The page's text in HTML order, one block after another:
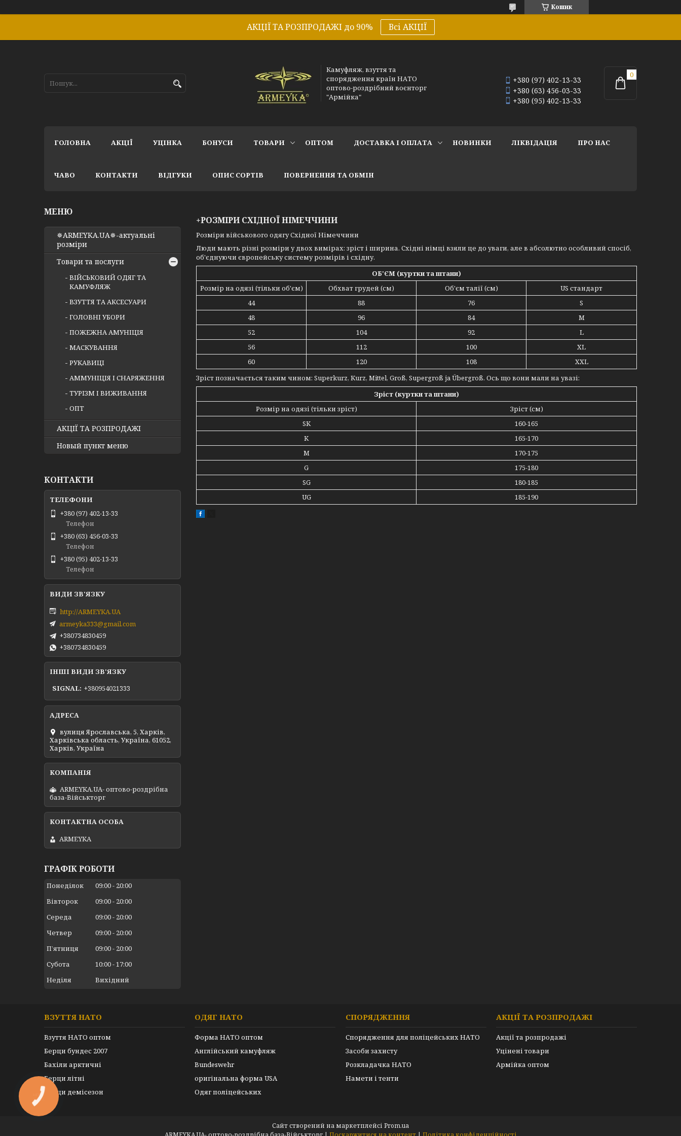
Кошик
АКЦІЇ ТА РОЗПРОДАЖІ до 90% Всі АКЦІЇ
Камуфляж, взуття та
спорядження країн НАТО
оптово-роздрібний воєнторг
"Армійка"
+380 (97) 402-13-33
+380 (63) 456-03-33
+380 (95) 402-13-33
ГОЛОВНА АКЦІЇ УЦІНКА БОНУСИ ТОВАРИ ОПТОМ ДОСТАВКА І ОПЛАТА НОВИНКИ ЛІКВІДАЦІЯ ПРО НАС
ЧАВО КОНТАКТИ ВІДГУКИ ОПИС СОРТІВ ПОВЕРНЕННЯ ТА ОБМІН
+РОЗМІРИ СХІДНОЇ НІМЕЧЧИНИ
Розміри військового одягу Східної Німеччини
Люди мають різні розміри у двох вимірах: зріст і ширина. Східні німці взяли це до уваги, але в абсолютно особливий спосіб,
об'єднуючи європейську систему розмірів і східну.
ОБ'ЄМ (куртки та штани)
Розмір на одязі (тільки об'єм)
Обхват грудей (см) Об'єм талії (см)
US стандарт
44
88 76
S
48
96 84
M
52
104 92
L
56
112 100
XL
60
120 108
XXL
Зріст позначається таким чином: Superkurz, Kurz, Mittel, Groß, Supergroß ja Übergroß. Ось що вони мали на увазі:
Зріст (куртки та штани)
Розмір на одязі (тільки зріст)
Зріст (см)
SK
160-165
K
165-170
M
170-175
G
175-180
SG
180-185
UG
185-190
✵ARMEYKA.UA✵-актуальні
розміри
Товари та послуги
ВІЙСЬКОВИЙ ОДЯГ ТА
КАМУФЛЯЖ
ВЗУТТЯ ТА АКСЕСУАРИ
ГОЛОВНІ УБОРИ
ПОЖЕЖНА АМУНІЦІЯ
МАСКУВАННЯ
РУКАВИЦІ
АММУНІЦІЯ І СНАРЯЖЕННЯ
ТУРІЗМ І ВИЖИВАННЯ
ОПТ
АКЦІЇ ТА РОЗПРОДАЖІ
Новый пункт меню
КОНТАКТИ
+380 (97) 402-13-33
Телефон
+380 (63) 456-03-33
Телефон
+380 (95) 402-13-33
Телефон
http://ARMEYKA.UA
armeyka333@gmail.com
+380734830459
+380734830459
ІНШІ ВИДИ ЗВ'ЯЗКУ
SIGNAL +380954021333
вулиця Ярославська, 5, Харків,
Харківська область, Україна, 61052,
Харків, Україна
ARMEYKA.UA- оптово-роздрібна
база-Військторг
ARMEYKA
ГРАФІК РОБОТИ
Понеділок 09:00
20:00
Вівторок
09:00
20:00
Середа
09:00
20:00
Четвер
09:00
20:00
Пʼятниця
09:00
20:00
Субота
10:00 17:00
Неділя
Вихідний
ВЗУТТЯ НАТО
Взуття НАТО оптом
Берци бундес 2007
Бахіли арктичні
Берци літні
Берци демісезон
ОДЯГ НАТО
Форма НАТО оптом
Англійський камуфляж
Bundeswehr
оригінальна форма USA
Одяг поліцейських
СПОРЯДЖЕННЯ
Спорядження для поліцейських НАТО
Засоби захисту
Розкладачка НАТО
Намети і тенти
АКЦІЇ ТА РОЗПРОДАЖІ
Акції та розпродажі
Уцінені товари
Армійка оптом
Сайт створений на маркетплейсі Prom.ua
КНОПКА
ЗВ'ЯЗКУ